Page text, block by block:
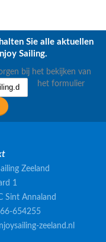
Sie alle aktuellen
Sailing.
bij het bekijken van
het formulier
Zeeland
1
Sint Annaland
654255
zeeland.nl